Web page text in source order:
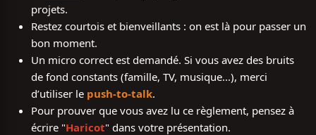
projets.
Restez courtois et bienveillants : on est là pour passer un
bon moment.
Un micro correct est demandé. Si vous avez des bruits
de fond constants (famille, TV, musique...), merci
d’utiliser le push-to-talk.
Pour prouver que vous avez lu ce règlement, pensez à
écrire "Haricot" dans votre présentation.